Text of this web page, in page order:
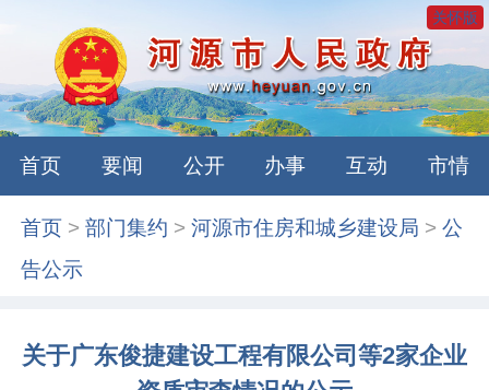
关怀版
首页 要闻 公开 办事 互动 市情
首页 >部门集约 >河源市住房和城乡建设局 >公
告公示
关于广东俊捷建设工程有限公司等2家企业